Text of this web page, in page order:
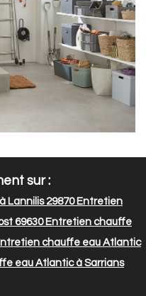
sur :
Lannilis 29870Entretien
69630Entretien chauffe
chauffe eau Atlantic
eau Atlantic à Sarrians